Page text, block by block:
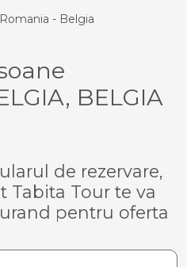
Romania - Belgia
BELGIA
de rezervare,
Tabita Tour te va
pentru oferta